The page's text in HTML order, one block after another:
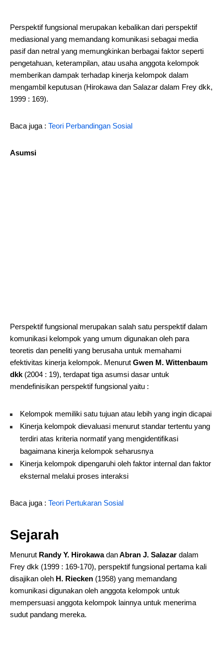
Perspektif fungsional merupakan kebalikan dari perspektif
mediasional yang memandang komunikasi sebagai media
pasif dan netral yang memungkinkan berbagai faktor seperti
pengetahuan, keterampilan, atau usaha anggota kelompok
memberikan dampak terhadap kinerja kelompok dalam
mengambil keputusan (Hirokawa dan Salazar dalam Frey dkk,
1999 : 169).
Baca juga : Teori Perbandingan Sosial
Asumsi
Perspektif fungsional merupakan salah satu perspektif dalam
komunikasi kelompok yang umum digunakan oleh para
teoretis dan peneliti yang berusaha untuk memahami
efektivitas kinerja kelompok. Menurut Gwen M. Wittenbaum
dkk (2004 : 19), terdapat tiga asumsi dasar untuk
mendefinisikan perspektif fungsional yaitu :
Kelompok memiliki satu tujuan atau lebih yang ingin dicapai
Kinerja kelompok dievaluasi menurut standar tertentu yang
terdiri atas kriteria normatif yang mengidentifikasi
bagaimana kinerja kelompok seharusnya
Kinerja kelompok dipengaruhi oleh faktor internal dan faktor
eksternal melalui proses interaksi
Baca juga : Teori Pertukaran Sosial
Sejarah
Menurut Randy Y. HirokawadanAbran J. Salazar dalam
Frey dkk (1999 : 169-170), perspektif fungsional pertama kali
disajikan oleh H. Riecken (1958) yang memandang
komunikasi digunakan oleh anggota kelompok untuk
mempersuasi anggota kelompok lainnya untuk menerima
sudut pandang mereka.